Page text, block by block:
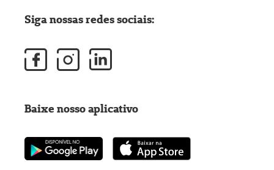
Siga nossas redes sociais:
Baixe nosso aplicativo